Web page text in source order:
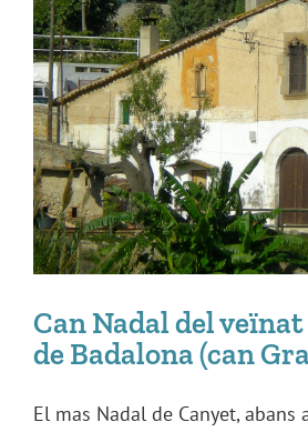
Can Nadal del
de Badalona (can
El mas Nadal de Canyet, abans